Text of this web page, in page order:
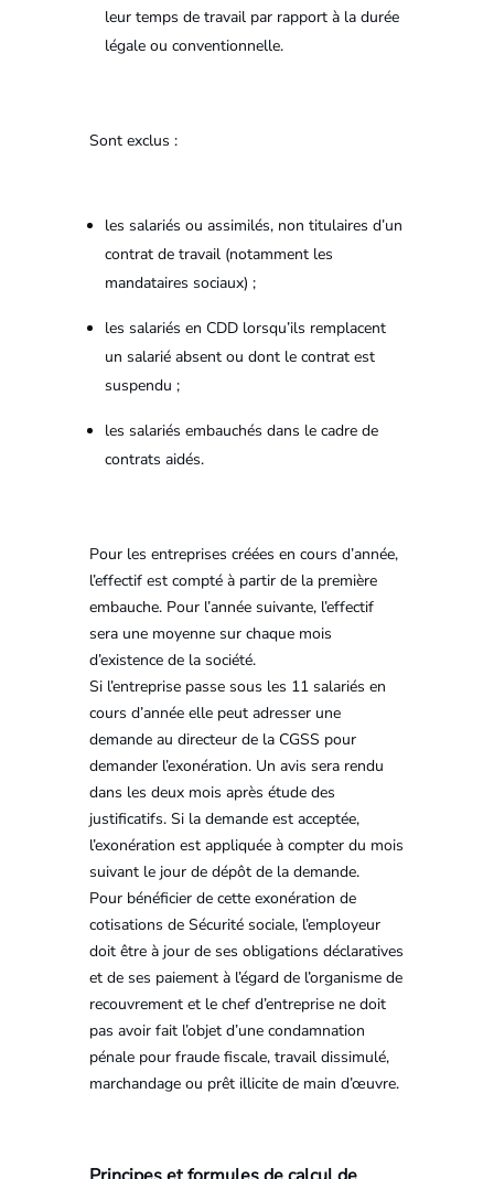
leur temps de travail par rapport à la durée
légale ou conventionnelle.
Sont exclus :
les salariés ou assimilés, non titulaires d’un
contrat de travail (notamment les
mandataires sociaux) ;
les salariés en CDD lorsqu’ils remplacent
un salarié absent ou dont le contrat est
suspendu ;
les salariés embauchés dans le cadre de
contrats aidés.
Pour les entreprises créées en cours d’année,
l’effectif est compté à partir de la première
embauche. Pour l’année suivante, l’effectif
sera une moyenne sur chaque mois
d’existence de la société.
Si l’entreprise passe sous les 11 salariés en
cours d’année elle peut adresser une
demande au directeur de la CGSS pour
demander l’exonération. Un avis sera rendu
dans les deux mois après étude des
justificatifs. Si la demande est acceptée,
l’exonération est appliquée à compter du mois
suivant le jour de dépôt de la demande.
Pour bénéficier de cette exonération de
cotisations de Sécurité sociale, l’employeur
doit être à jour de ses obligations déclaratives
et de ses paiement à l’égard de l’organisme de
recouvrement et le chef d’entreprise ne doit
pas avoir fait l’objet d’une condamnation
pénale pour fraude fiscale, travail dissimulé,
marchandage ou prêt illicite de main d’œuvre.